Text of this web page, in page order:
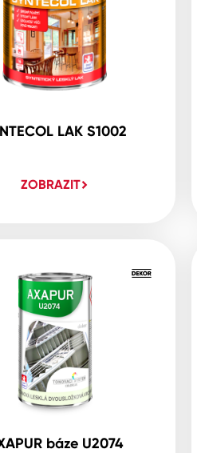
LAK S1002
ZOBRAZIT
báze U2074